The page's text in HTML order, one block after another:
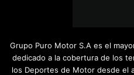
Grupo Puro Motor S.A es el
dedicado a la cobertura de los
los Deportes de Motor desde el